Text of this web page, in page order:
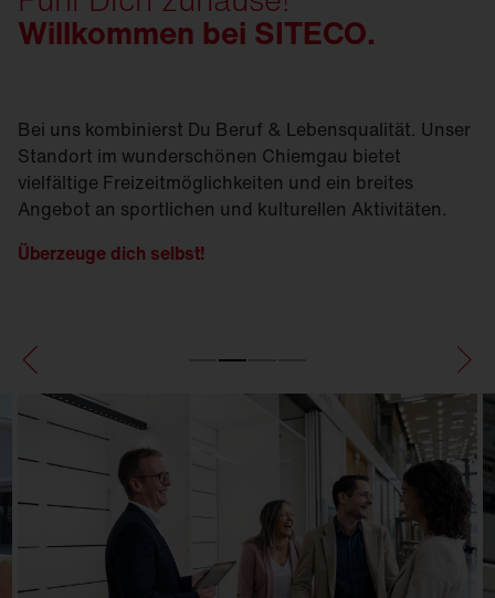
Willkommen bei SITECO.
Bei uns kombinierst Du Beruf & Lebensqualität. Unser
Standort im wunderschönen Chiemgau bietet
vielfältige Freizeitmöglichkeiten und ein breites
Angebot an sportlichen und kulturellen Aktivitäten.
Überzeuge dich selbst!